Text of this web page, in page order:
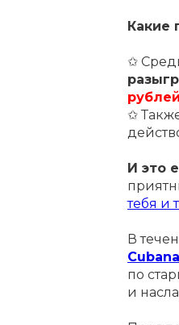
Какие
✩
рублей
✩
И это
тебя и
В
по
и